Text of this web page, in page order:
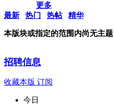
更多
最新
热门 热帖 精华
本版块或指定的范围内尚无主题
招聘信息
收藏本版 订阅
今日